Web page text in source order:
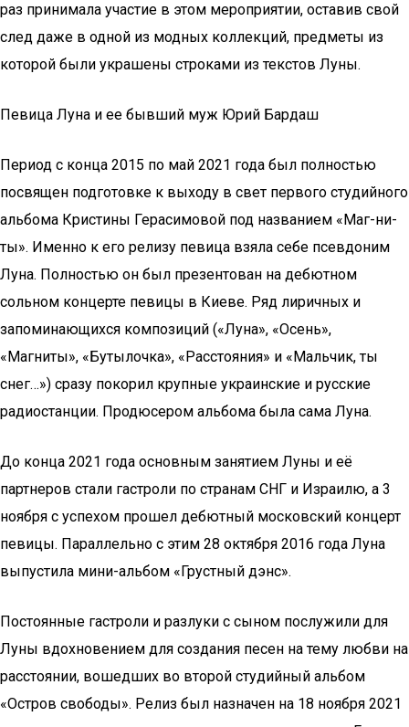
раз принимала участие в этом мероприятии, оставив свой
след даже в одной из модных коллекций, предметы из
которой были украшены строками из текстов Луны.
Певица Луна и ее бывший муж Юрий Бардаш
Период с конца 2015 по май 2021 года был полностью
посвящен подготовке к выходу в свет первого студийного
альбома Кристины Герасимовой под названием «Маг-ни-
ты». Именно к его релизу певица взяла себе псевдоним
Луна. Полностью он был презентован на дебютном
сольном концерте певицы в Киеве. Ряд лиричных и
запоминающихся композиций («Луна», «Осень»,
«Магниты», «Бутылочка», «Расстояния» и «Мальчик, ты
снег…») сразу покорил крупные украинские и русские
радиостанции. Продюсером альбома была сама Луна.
До конца 2021 года основным занятием Луны и её
партнеров стали гастроли по странам СНГ и Израилю, а 3
ноября с успехом прошел дебютный московский концерт
певицы. Параллельно с этим 28 октября 2016 года Луна
выпустила мини-альбом «Грустный дэнс».
Постоянные гастроли и разлуки с сыном послужили для
Луны вдохновением для создания песен на тему любви на
расстоянии, вошедших во второй студийный альбом
«Остров свободы». Релиз был назначен на 18 ноября 2021